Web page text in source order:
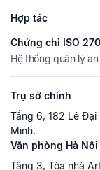
Hợp tác
Chứng chỉ ISO
Hệ thống quản lý
Trụ sở chính
Tầng 6, 182 Lê Đại
Minh.
Văn phòng Hà Nội
Tầng 3, Tòa nhà